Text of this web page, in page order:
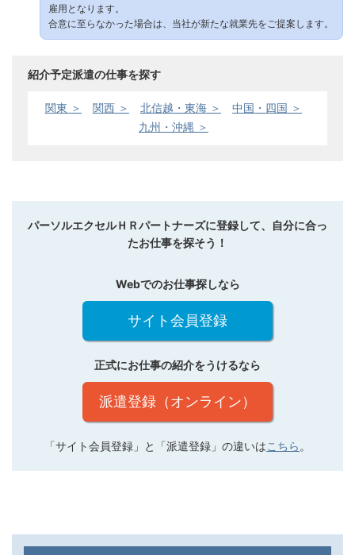
雇用となります。
合意に至らなかった場合は、当社が新たな就業先をご提案します。
紹介予定派遣の仕事を探す
関東 ＞ 関西 ＞ 北信越・東海 ＞
中国・四国 ＞
九州・沖縄 ＞
パーソルエクセルＨＲパートナーズに登録して、自分に合っ
たお仕事を探そう！
Webでのお仕事探しなら
サイト会員登録
正式にお仕事の紹介をうけるなら
派遣登録（オンライン）
「サイト会員登録」と「派遣登録」の違いはこちら 。